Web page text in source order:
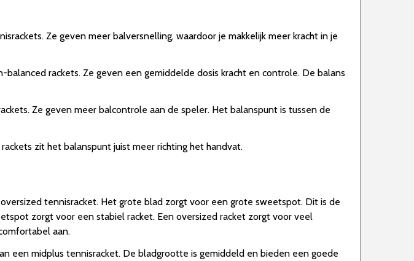
Ze geven meer balversnelling, waardoor je makkelijk meer kracht in je
rackets. Ze geven een gemiddelde dosis kracht en controle. De balans
Ze geven meer balcontrole aan de speler. Het balanspunt is tussen de
zit het balanspunt juist meer richting het handvat.
tennisracket. Het grote blad zorgt voor een grote sweetspot. Dit is de
zorgt voor een stabiel racket. Een oversized racket zorgt voor veel
aan.
een midplus tennisracket. De bladgrootte is gemiddeld en bieden een goede